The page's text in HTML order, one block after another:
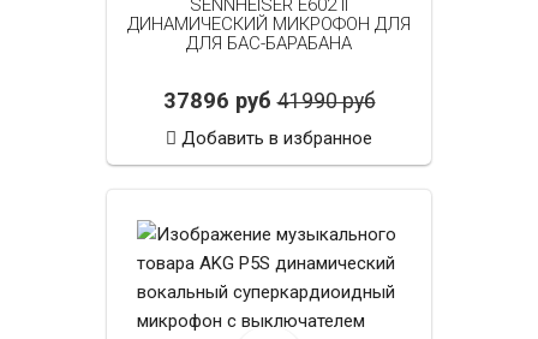
ДИНАМИЧЕСКИЙ МИКРОФОН ДЛЯ
ДЛЯ БАС-БАРАБАНА
37896 руб 41990 руб
Добавить в избранное